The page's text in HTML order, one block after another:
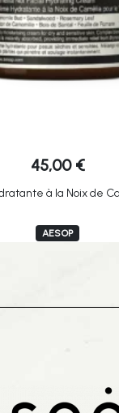
45,00 €
à la Noix de
AESOP